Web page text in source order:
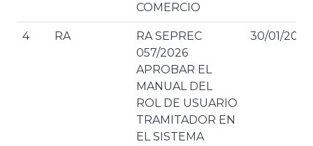
COMERCIO
4 RA
RA SEPREC
057/2026
APROBAR EL
MANUAL DEL
ROL DE USUARIO
TRAMITADOR EN
EL SISTEMA
30/01/2026